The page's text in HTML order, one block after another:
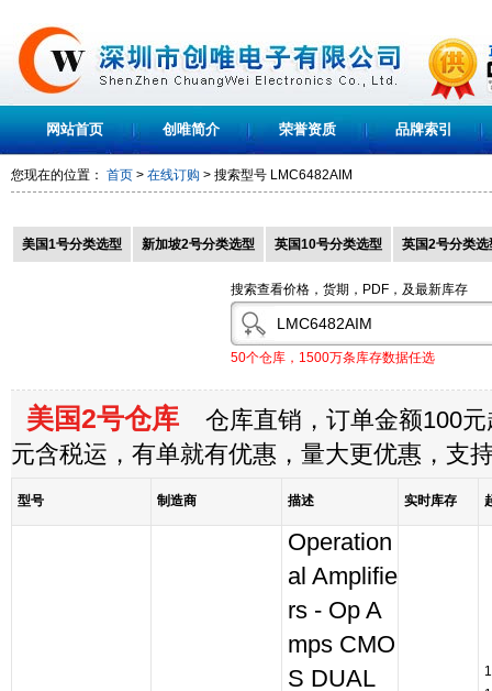
网站首页 创唯简介 荣誉资质 品牌索引
您现在的位置： 首页 > 在线订购 > 搜索型号 LMC6482AIM
美国1号分类选型 新加坡2号分类选型 英国10号分类选型 英国2号分类选
搜索查看价格，货期，PDF，及最新库存
50个仓库，1500万条库存数据任选
美国2号仓库 仓库直销，订单金额100元
元含税运，有单就有优惠，量大更优惠，支
型号 制造商 描述 实时库存
Operation
al Amplifie
rs - Op A
mps CMO
S DUAL